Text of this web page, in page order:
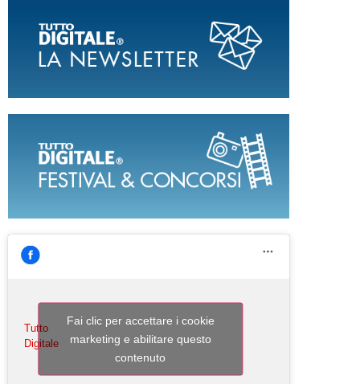
Tutto
Digitale
Fai clic per accettare i cookie
marketing e abilitare questo
contenuto